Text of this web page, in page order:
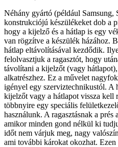
Néhány gyártó (például Samsung,
konstrukciójú készülékeket dob a
hogy a kijelző és a hátlap is egy
van rögzítve a készülék házához.
hátlap eltávolításával kezdődik.
felolvasztjuk a ragasztót, hogy
távolítani a kijelzőt (vagy
alkatrészhez. Ez a művelet
igényel egy szerviztechnikustól. A
kijelzőt vagy a hátlapot vissza kell
többnyire egy speciális
használunk. A ragasztásnak a prés
amikor minden gond nélkül ki
időt nem várjuk meg, nagy
ami további károkat okozhat. Ezen